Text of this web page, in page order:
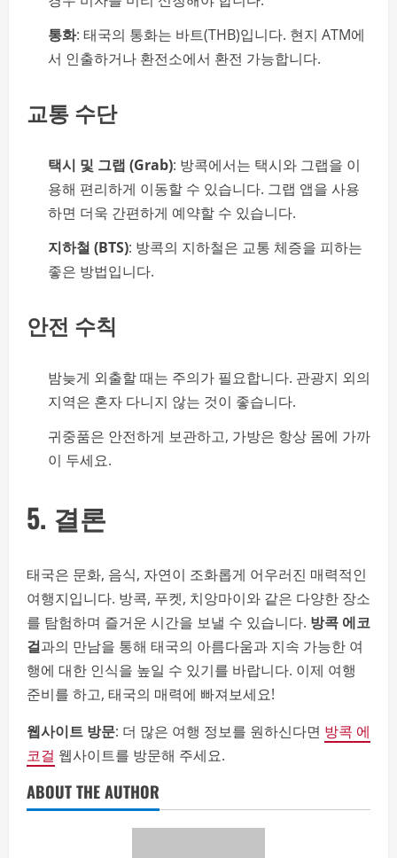
통화: 태국의 통화는 바트(THB)입니다. 현지 ATM에
서 인출하거나 환전소에서 환전 가능합니다.
교통 수단
택시 및 그랩 (Grab): 방콕에서는 택시와 그랩을 이
용해 편리하게 이동할 수 있습니다. 그랩 앱을 사용
하면 더욱 간편하게 예약할 수 있습니다.
지하철 (BTS): 방콕의 지하철은 교통 체증을 피하는
좋은 방법입니다.
안전 수칙
밤늦게 외출할 때는 주의가 필요합니다. 관광지 외의
지역은 혼자 다니지 않는 것이 좋습니다.
귀중품은 안전하게 보관하고, 가방은 항상 몸에 가까
이 두세요.
5. 결론
태국은 문화, 음식, 자연이 조화롭게 어우러진 매력적인
여행지입니다. 방콕, 푸켓, 치앙마이와 같은 다양한 장소
를 탐험하며 즐거운 시간을 보낼 수 있습니다. 방콕 에코
걸과의 만남을 통해 태국의 아름다움과 지속 가능한 여
행에 대한 인식을 높일 수 있기를 바랍니다. 이제 여행
준비를 하고, 태국의 매력에 빠져보세요!
웹사이트 방문: 더 많은 여행 정보를 원하신다면 방콕 에
코걸 웹사이트를 방문해 주세요.
ABOUT THE AUTHOR